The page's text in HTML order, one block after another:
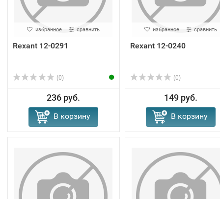
избранное сравнить
Rexant 12-0291
(0)
236 руб.
В корзину
избранное сравнить
Rexant 12-0240
(0)
149 руб.
В корзину